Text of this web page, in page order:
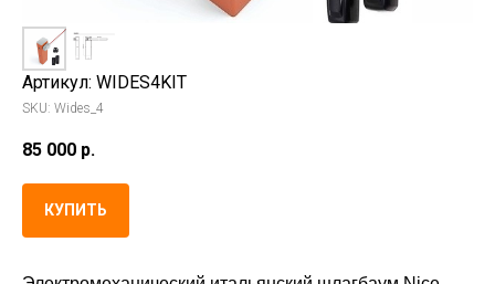
Артикул: WIDES4KIT
SKU: Wides_4
85 000 р.
КУПИТЬ